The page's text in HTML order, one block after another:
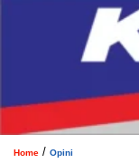
Home / Opini